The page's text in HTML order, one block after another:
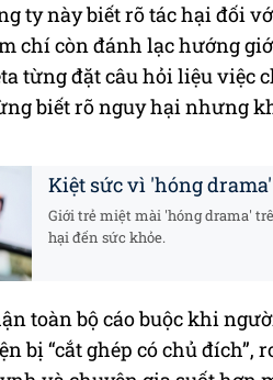
ty này biết rõ tác hại đối
chí còn đánh lạc hướng
từng đặt câu hỏi liệu việc
biết rõ nguy hại nhưng
Kiệt sức vì 'hóng
Giới trẻ miệt mài 'hóng drama'
hại đến sức khỏe.
toàn bộ cáo buộc khi
bị “cắt ghép có chủ